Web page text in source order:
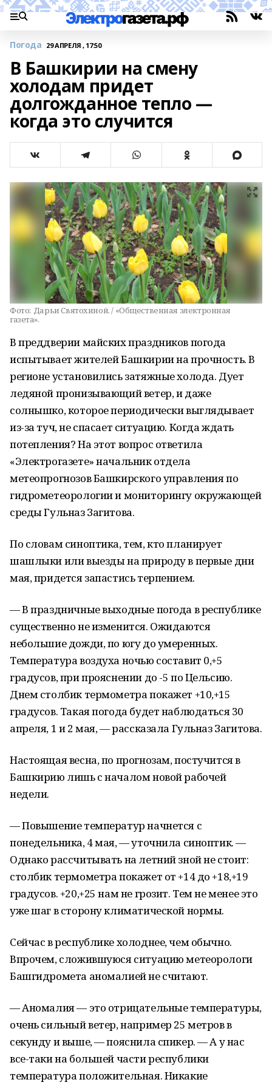
Погода 29 АПРЕЛЯ , 17:50
В Башкирии на смену
холодам придет
долгожданное тепло —
когда это случится
Фото: Дарьи Святохиной. / «Общественная электронная
газета».
В преддверии майских праздников погода
испытывает жителей Башкирии на прочность. В
регионе установились затяжные холода. Дует
ледяной пронизывающий ветер, и даже
солнышко, которое периодически выглядывает
из-за туч, не спасает ситуацию. Когда ждать
потепления? На этот вопрос ответила
«Электрогазете» начальник отдела
метеопрогнозов Башкирского управления по
гидрометеорологии и мониторингу окружающей
среды Гульназ Загитова.
По словам синоптика, тем, кто планирует
шашлыки или выезды на природу в первые дни
мая, придется запастись терпением.
— В праздничные выходные погода в республике
существенно не изменится. Ожидаются
небольшие дожди, по югу до умеренных.
Температура воздуха ночью составит 0,+5
градусов, при прояснении до -5 по Цельсию.
Днем столбик термометра покажет +10,+15
градусов. Такая погода будет наблюдаться 30
апреля, 1 и 2 мая, — рассказала Гульназ Загитова.
Настоящая весна, по прогнозам, постучится в
Башкирию лишь с началом новой рабочей
недели.
— Повышение температур начнется с
понедельника, 4 мая, — уточнила синоптик. —
Однако рассчитывать на летний зной не стоит:
столбик термометра покажет от +14 до +18,+19
градусов. +20,+25 нам не грозит. Тем не менее это
уже шаг в сторону климатической нормы.
Сейчас в республике холоднее, чем обычно.
Впрочем, сложившуюся ситуацию метеорологи
Башгидромета аномалией не считают.
— Аномалия — это отрицательные температуры,
очень сильный ветер, например 25 метров в
секунду и выше, — пояснила спикер. — А у нас
все-таки на большей части республики
температура положительная. Никакие